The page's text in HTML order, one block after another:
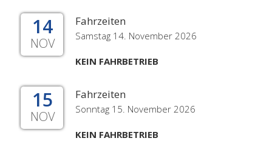
14
NOV
Fahrzeiten
Samstag 14. November 2026
KEIN FAHRBETRIEB
15
NOV
Fahrzeiten
Sonntag 15. November 2026
KEIN FAHRBETRIEB